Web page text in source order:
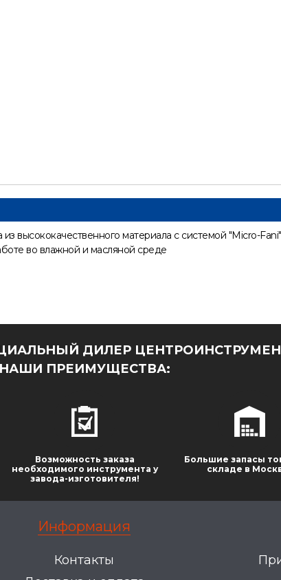
высококачественного материала с системой "Micro-
во влажной и масляной среде
ДИЛЕР
НАШИ ПРЕИМУЩЕСТВА:
Возможность заказа
необходимого инструмента у
завода-изготовителя!
Большие запасы
складе в
Информация
Контакты